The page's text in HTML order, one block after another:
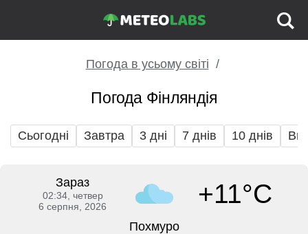
Погода в усьому світі
Погода Фінляндія
Сьогодні Завтра 3 дні 7 днів 10 днів
Зараз
02:34, четвер
6 серпня, 2026
+11°C
Похмуро